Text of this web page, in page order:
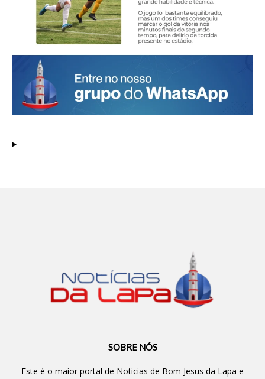
SOBRE NÓS
Este é o maior portal de Noticias de Bom Jesus da Lapa e